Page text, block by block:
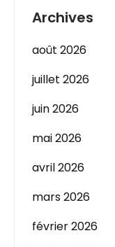
Archives
août 2026
juillet 2026
juin 2026
mai 2026
avril 2026
mars 2026
février 2026